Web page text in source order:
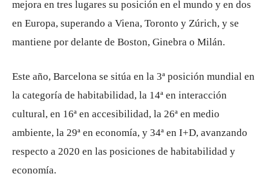
mejora en tres lugares su posición en el mundo y en dos
en Europa, superando a Viena, Toronto y Zúrich, y se
mantiene por delante de Boston, Ginebra o Milán.
Este año, Barcelona se sitúa en la 3ª posición mundial en
la categoría de habitabilidad, la 14ª en interacción
cultural, en 16ª en accesibilidad, la 26ª en medio
ambiente, la 29ª en economía, y 34ª en I+D, avanzando
respecto a 2020 en las posiciones de habitabilidad y
economía.